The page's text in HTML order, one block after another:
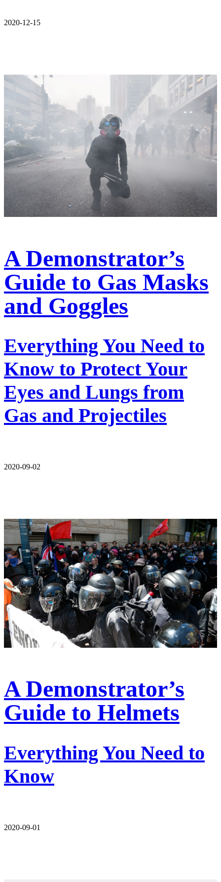
2020-12-15
A Demonstrator’s
Guide to Gas Masks
and Goggles
Everything You Need to
Know to Protect Your
Eyes and Lungs from
Gas and Projectiles
2020-09-02
A Demonstrator’s
Guide to Helmets
Everything You Need to
Know
2020-09-01